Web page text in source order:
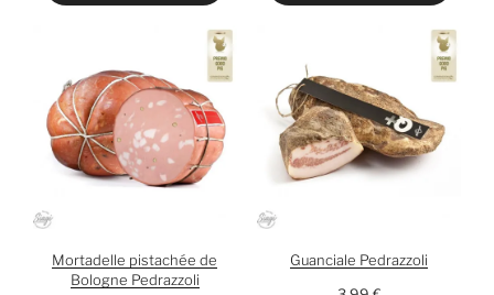
14,50 €
Mortadelle pistachée de
Bologne Pedrazzoli
Guanciale Pedrazzoli